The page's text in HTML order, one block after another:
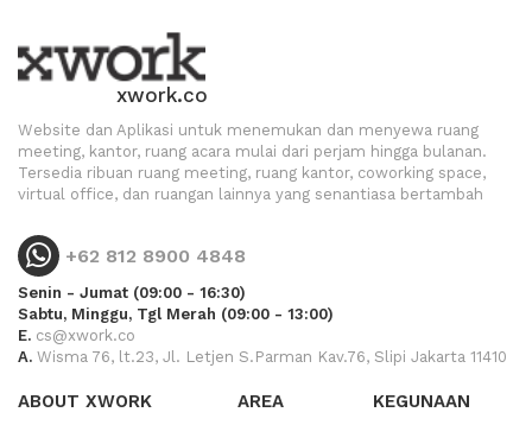
xwork.co
Website dan Aplikasi untuk menemukan dan menyewa ruang
meeting, kantor, ruang acara mulai dari perjam hingga bulanan.
Tersedia ribuan ruang meeting, ruang kantor, coworking space,
virtual office, dan ruangan lainnya yang senantiasa bertambah
+62 812 8900 4848
Senin - Jumat (09:00 - 16:30)
Sabtu, Minggu, Tgl Merah (09:00 - 13:00)
E. cs@xwork.co
A. Wisma 76, lt.23, Jl. Letjen S.Parman Kav.76, Slipi Jakarta 11410
ABOUT XWORK AREA KEGUNAAN